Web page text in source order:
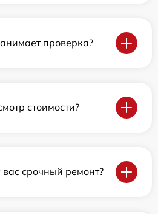
проверка?
стоимости?
срочный ремонт?